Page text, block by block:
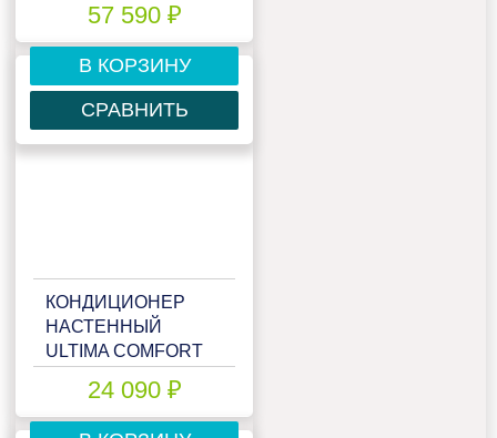
57 590 ₽
В КОРЗИНУ
СРАВНИТЬ
КОНДИЦИОНЕР
НАСТЕННЫЙ
ULTIMA COMFORT
24 090 ₽